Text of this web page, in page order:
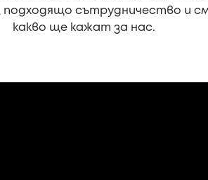
сътрудничество и
какво ще кажат за нас.